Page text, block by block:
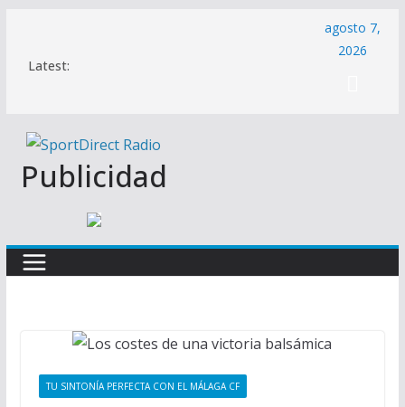
contenido
Latest:
agosto 7,
2026
Publicidad
TU SINTONÍA PERFECTA CON EL MÁLAGA CF